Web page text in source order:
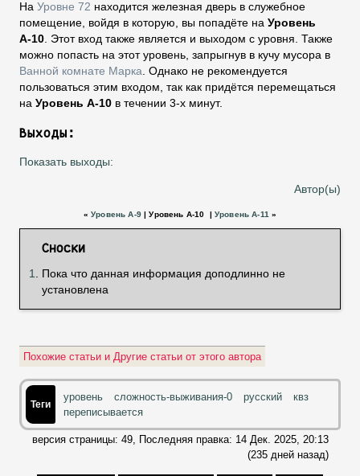
На Уровне 72 находится железная дверь в служебное
помещение, войдя в которую, вы попадёте на Уровень
А-10. Этот вход также является и выходом с уровня. Также
можно попасть на этот уровень, запрыгнув в кучу мусора в
Ванной комнате Марка. Однако не рекомендуется
пользоваться этим входом, так как придётся перемещаться
на Уровень А-10 в течении 3-х минут.
Выходы:
Показать выходы:
Автор(ы)
«Уровень А-9| Уровень А-10 | Уровень А-11 »
Сноски
1
. Пока что данная информация доподлинно не
установлена
уровень сложность-выживания-0 русский
квз
переписывается
версия страницы: 49, Последняя правка: 14 Дек. 2025, 20:13
(235 дней назад)